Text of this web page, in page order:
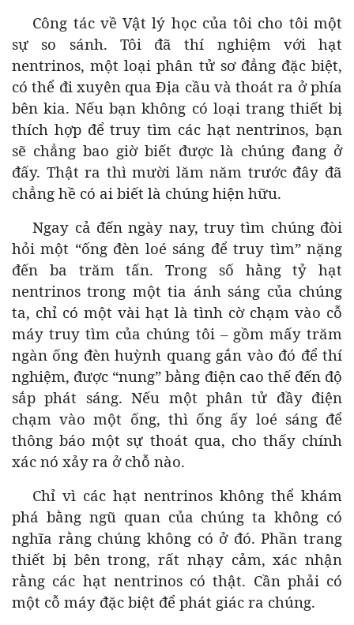
Công tác về Vật lý học của tôi cho tôi một
sự so sánh. Tôi đã thí nghiệm với hạt
nentrinos, một loại phân tử sơ đẳng đặc biệt,
có thể đi xuyên qua Địa cầu và thoát ra ở phía
bên kia. Nếu bạn không có loại trang thiết bị
thích hợp để truy tìm các hạt nentrinos, bạn
sẽ chẳng bao giờ biết được là chúng đang ở
đấy. Thật ra thì mười lăm năm trước đây đã
chẳng hề có ai biết là chúng hiện hữu.
Ngay cả đến ngày nay, truy tìm chúng đòi
hỏi một “ống đèn loé sáng để truy tìm” nặng
đến ba trăm tấn. Trong số hằng tỷ hạt
nentrinos trong một tia ánh sáng của chúng
ta, chỉ có một vài hạt là tình cờ chạm vào cỗ
máy truy tìm của chúng tôi – gồm mấy trăm
ngàn ống đèn huỳnh quang gắn vào đó để thí
nghiệm, được “nung” bằng điện cao thế đến độ
sắp phát sáng. Nếu một phân tử đầy điện
chạm vào một ống, thì ống ấy loé sáng để
thông báo một sự thoát qua, cho thấy chính
xác nó xảy ra ở chỗ nào.
Chỉ vì các hạt nentrinos không thể khám
phá bằng ngũ quan của chúng ta không có
nghĩa rằng chúng không có ở đó. Phần trang
thiết bị bên trong, rất nhạy cảm, xác nhận
rằng các hạt nentrinos có thật. Cần phải có
một cỗ máy đặc biệt để phát giác ra chúng.